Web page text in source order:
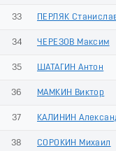
33 ПЕРЛЯК
34 ЧЕРЕЗОВ Максим
35 ШАТАГИН Антон
36 МАМКИН Виктор
37 КАЛИНИН
38 СОРОКИН Михаил